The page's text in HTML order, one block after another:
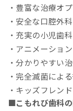
・豊富な治療オ
・安全な口腔外
・充実の小児歯
・アニメーショ
・分かりやすい
・完全滅菌によ
・キッズフレン
■こもれび歯科